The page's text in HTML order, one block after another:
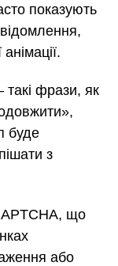
показують
такі фрази, як
буде
з
що
або